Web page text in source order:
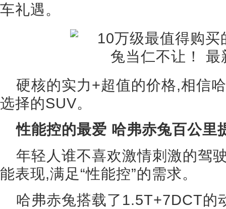
车礼遇。
硬核的实力+超值的价格,相信
选择的SUV。
性能控的最爱 哈弗赤兔百公里
年轻人谁不喜欢激情刺激的驾
能表现,满足“性能控”的需求。
哈弗赤兔搭载了1.5T+7DCT的